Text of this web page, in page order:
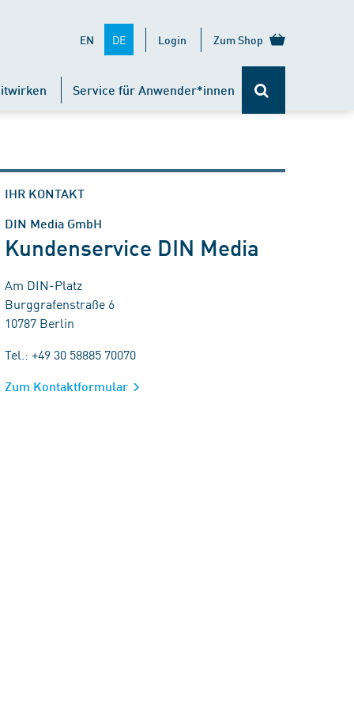
EN DE Login Zum Shop
Service für Anwender*innen
IHR KONTAKT
DIN Media GmbH
Kundenservice DIN Media
Am DIN-Platz
Burggrafenstraße 6
10787 Berlin
Tel.: +49 30 58885 70070
Zum Kontaktformular